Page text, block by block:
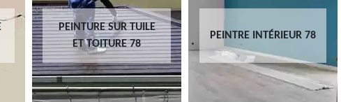
PEINTURE SUR TUILE
ET TOITURE 78
PEINTRE INTÉRIEUR 78